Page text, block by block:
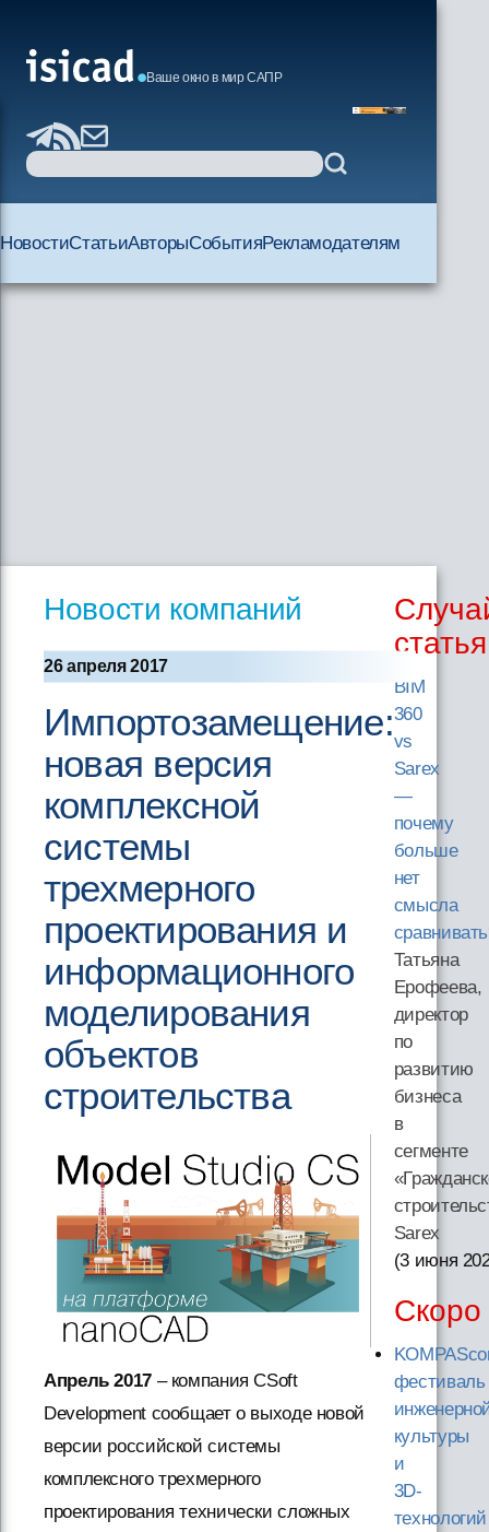
Ваше окно в мир САПР
НовостиСтатьиАвторыСобытияРекламодателям
Новости компаний
26 апреля 2017
Импортозамещение:
новая версия
комплексной
системы
трехмерного
проектирования и
информационного
моделирования
объектов
строительства
Апрель 2017– компания CSoft
Development сообщает о выходе новой
версии российской системы
комплексного трехмерного
проектирования технически сложных
статья
BIM
360
vs
Sarex
—
почему
больше
нет
смысла
Татьяна
Ерофеева,
директор
по
развитию
бизнеса
в
сегменте
Sarex
(3 июня
Скоро
фестиваль
культуры
и
3D-
технологий